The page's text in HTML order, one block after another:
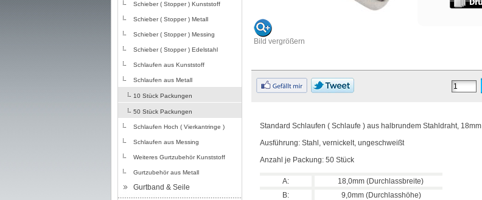
Schieber ( Stopper ) Kunststoff
Schieber ( Stopper ) Metall
Schieber ( Stopper ) Messing
Schieber ( Stopper ) Edelstahl
Schlaufen aus Kunststoff
Schlaufen aus Metall
10 Stück Packungen
50 Stück Packungen
Schlaufen Hoch ( Vierkantringe )
Schlaufen aus Messing
Weiteres Gurtzubehör Kunststoff
Gurtzubehör aus Metall
Gurtband & Seile
Bild vergrößern
Standard Schlaufen ( Schlaufe ) aus halbrundem Stahldraht, 18mm
Ausführung: Stahl, vernickelt, ungeschweißt
Anzahl je Packung: 50 Stück
A:
18,0mm (Durchlassbreite)
B:
9,0mm (Durchlasshöhe)